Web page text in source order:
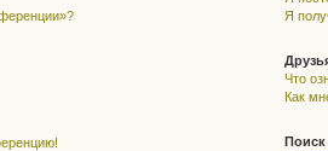
Я
Что
Как